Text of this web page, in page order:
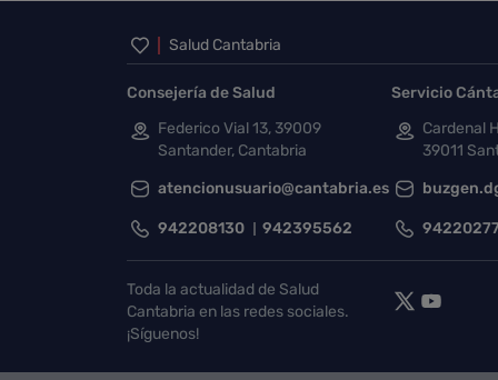
Inicio del pie de página
Salud Cantabria
Consejería de Salud
Federico Vial 13, 39009
Santander, Cantabria
atencionusuario@cantabria.es
942208130 942395562
Servicio
Cardenal
39011
Toda la actualidad de Salud
Cantabria en las redes sociales.
¡Síguenos!